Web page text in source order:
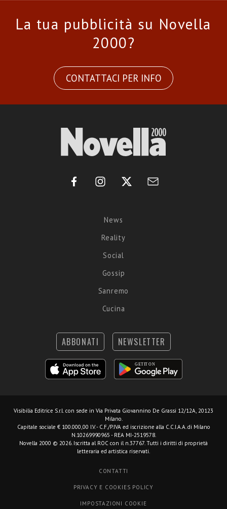
La tua pubblicità su Novella
2000?
CONTATTACI PER INFO
News
Reality
Social
Gossip
Sanremo
Cucina
ABBONATI NEWSLETTER
Visibilia Editrice S.r.l. con sede in Via Privata Giovannino De Grassi 12/12A, 20123
Milano.
Capitale sociale € 100.000,00 I.V. - C.F./P.IVA ed iscrizione alla C.C.I.A.A. di Milano
N.10269990965 - REA MI-2519578.
Novella 2000 © 2026. Iscritta al ROC con il n.37767. Tutti i diritti di proprietà
letteraria ed artistica riservati.
CONTATTI
PRIVACY E COOKIES POLICY
IMPOSTAZIONI COOKIE